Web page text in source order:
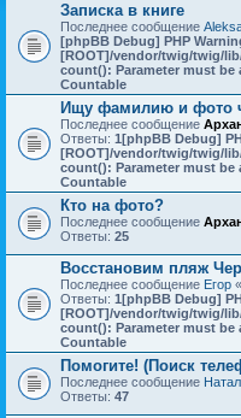
Записка в книге
Последнее сообщение
[phpBB Debug] PHP
[ROOT]/vendor/twig/twig/
count(): Parameter must
Countable
Ищу фамилию и фото
Последнее сообщение
Ответы: 1[phpBB Debug]
[ROOT]/vendor/twig/twig/
count(): Parameter must
Countable
Кто на фото?
Последнее сообщение
Ответы: 25
Восстановим пляж
Последнее сообщение Егор «
Ответы: 1[phpBB Debug]
[ROOT]/vendor/twig/twig/
count(): Parameter must
Countable
Помогите! (Поиск
Последнее сообщение
Ответы: 47